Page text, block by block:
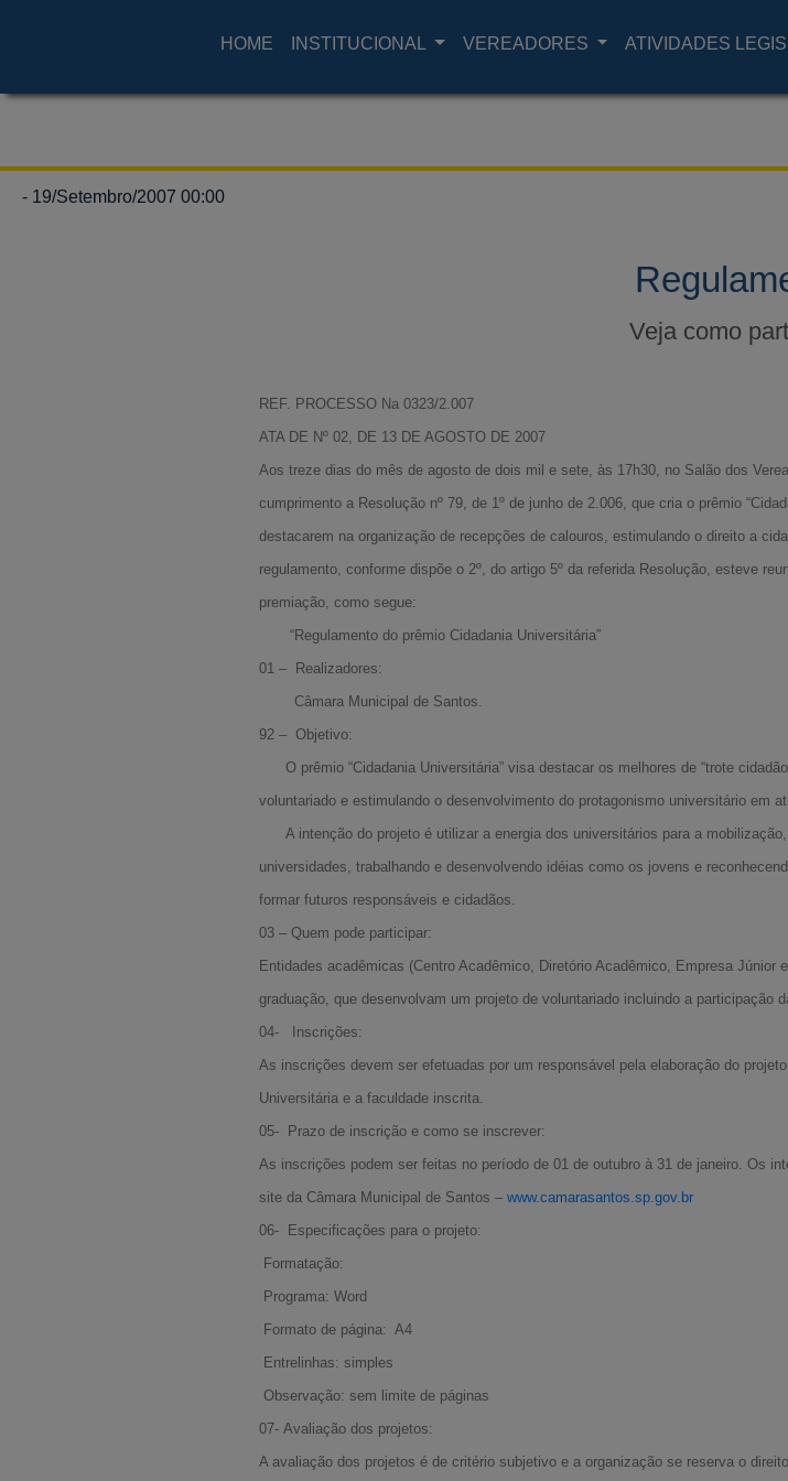
HOME INSTITUCIONAL VEREADORES ATIVIDADES
- 19/Setembro/2007 00:00
Veja como
REF. PROCESSO Na 0323/2.007
ATA DE Nº 02, DE 13 DE AGOSTO DE 2007
Aos treze dias do mês de agosto de dois mil e sete, às 17h30, no Salão dos
cumprimento a Resolução nº 79, de 1º de junho de 2.006, que cria o prêmio
destacarem na organização de recepções de calouros, estimulando o direito a
regulamento, conforme dispõe o 2º, do artigo 5º da referida Resolução, esteve
premiação, como segue:
“Regulamento do prêmio Cidadania Universitária”
01 – Realizadores:
Câmara Municipal de Santos.
92 – Objetivo:
O prêmio “Cidadania Universitária” visa destacar os melhores de “trote
voluntariado e estimulando o desenvolvimento do protagonismo universitário em
A intenção do projeto é utilizar a energia dos universitários para a
universidades, trabalhando e desenvolvendo idéias como os jovens e
formar futuros responsáveis e cidadãos.
03 – Quem pode participar:
Entidades acadêmicas (Centro Acadêmico, Diretório Acadêmico, Empresa
graduação, que desenvolvam um projeto de voluntariado incluindo a participação
04- Inscrições:
As inscrições devem ser efetuadas por um responsável pela elaboração do
Universitária e a faculdade inscrita.
05- Prazo de inscrição e como se inscrever:
As inscrições podem ser feitas no período de 01 de outubro à 31 de janeiro. Os
site da Câmara Municipal de Santos –www.camarasantos.sp.gov.br
06- Especificações para o projeto:
Formatação:
Programa: Word
Formato de página: A4
Entrelinhas: simples
Observação: sem limite de páginas
07- Avaliação dos projetos:
A avaliação dos projetos é de critério subjetivo e a organização se reserva o